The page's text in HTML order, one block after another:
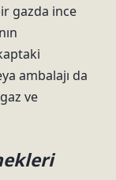
gazda ince
ambalajı da
ve